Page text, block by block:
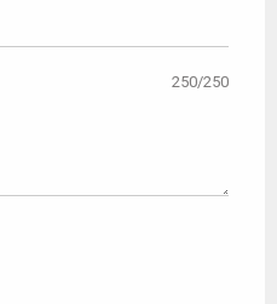
250/250